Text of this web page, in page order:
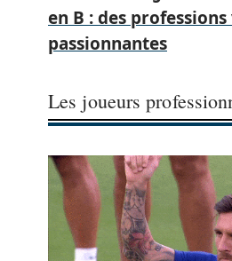
en B : des
passionnantes
Les joueurs